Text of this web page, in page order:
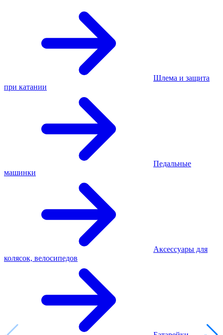
Шлема и защита
при катании
Педальные
машинки
Аксессуары для
колясок, велосипедов